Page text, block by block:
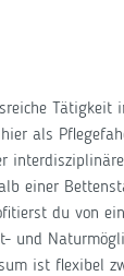
Tätigkeit
als
einer
du von
und
ist flexibel